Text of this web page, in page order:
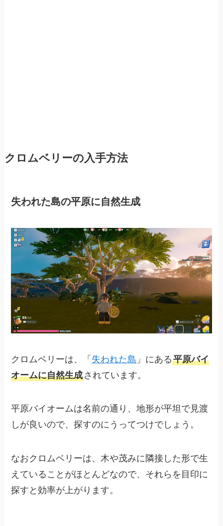
クロムベリーの入手方法
失われた島の平原に自然生成
クロムベリーは、「 失われた島 」にある平原バイ
オームに自然生成されています。
平原バイオームは名前の通り、地形が平坦で見渡
しが良いので、探すのにうってつけでしょう。
なおクロムベリーは、木や茂みに隣接した形で生
えていることがほとんどなので、それらを目印に
探すと効率が上がります。